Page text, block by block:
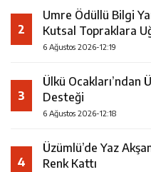
2
Umre Ödüllü Bilgi
Kutsal Topraklara
6 Ağustos 2026-12:19
3
Ülkü Ocakları’ndan
Desteği
6 Ağustos 2026-12:18
4
Üzümlü’de Yaz
Renk Kattı